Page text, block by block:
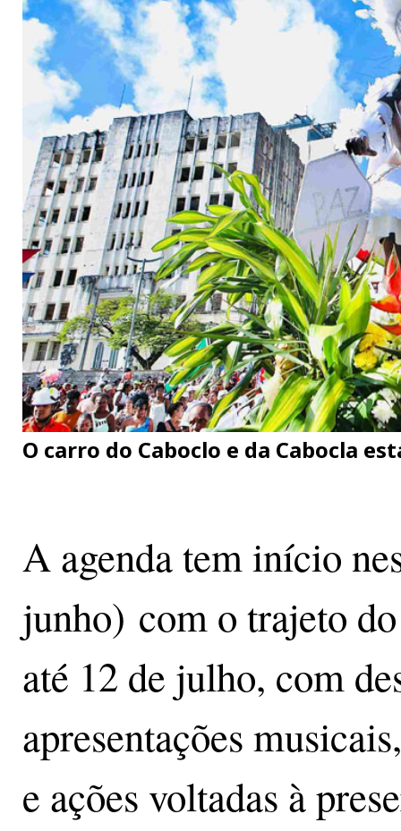
O carro do Caboclo e da Cabocla
A agenda tem início
junho) com o trajeto
até 12 de julho, com
apresentações
e ações voltadas à